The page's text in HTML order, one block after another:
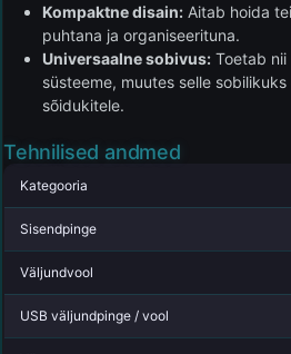
Kompaktne disain: Aitab hoida
puhtana ja organiseerituna.
Universaalne sobivus: Toetab nii
süsteeme, muutes selle
sõidukitele.
Tehnilised andmed
Kategooria
Sisendpinge
Väljundvool
USB väljundpinge / vool